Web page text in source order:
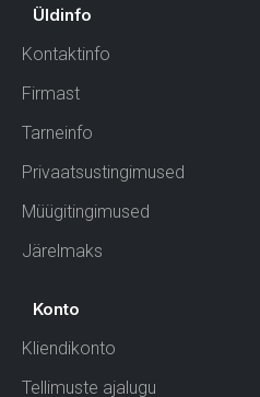
Üldinfo
Kontaktinfo
Firmast
Tarneinfo
Privaatsustingimused
Müügitingimused
Järelmaks
Konto
Kliendikonto
Tellimuste ajalugu